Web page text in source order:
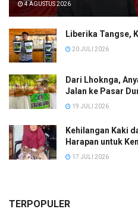
4 AGUSTUS 2026
Liberika Tangse,
20 JULI 2026
Dari Lhoknga,
Jalan ke Pasar
19 JULI 2026
Kehilangan Kaki
Harapan untuk
17 JULI 2026
TERPOPULER